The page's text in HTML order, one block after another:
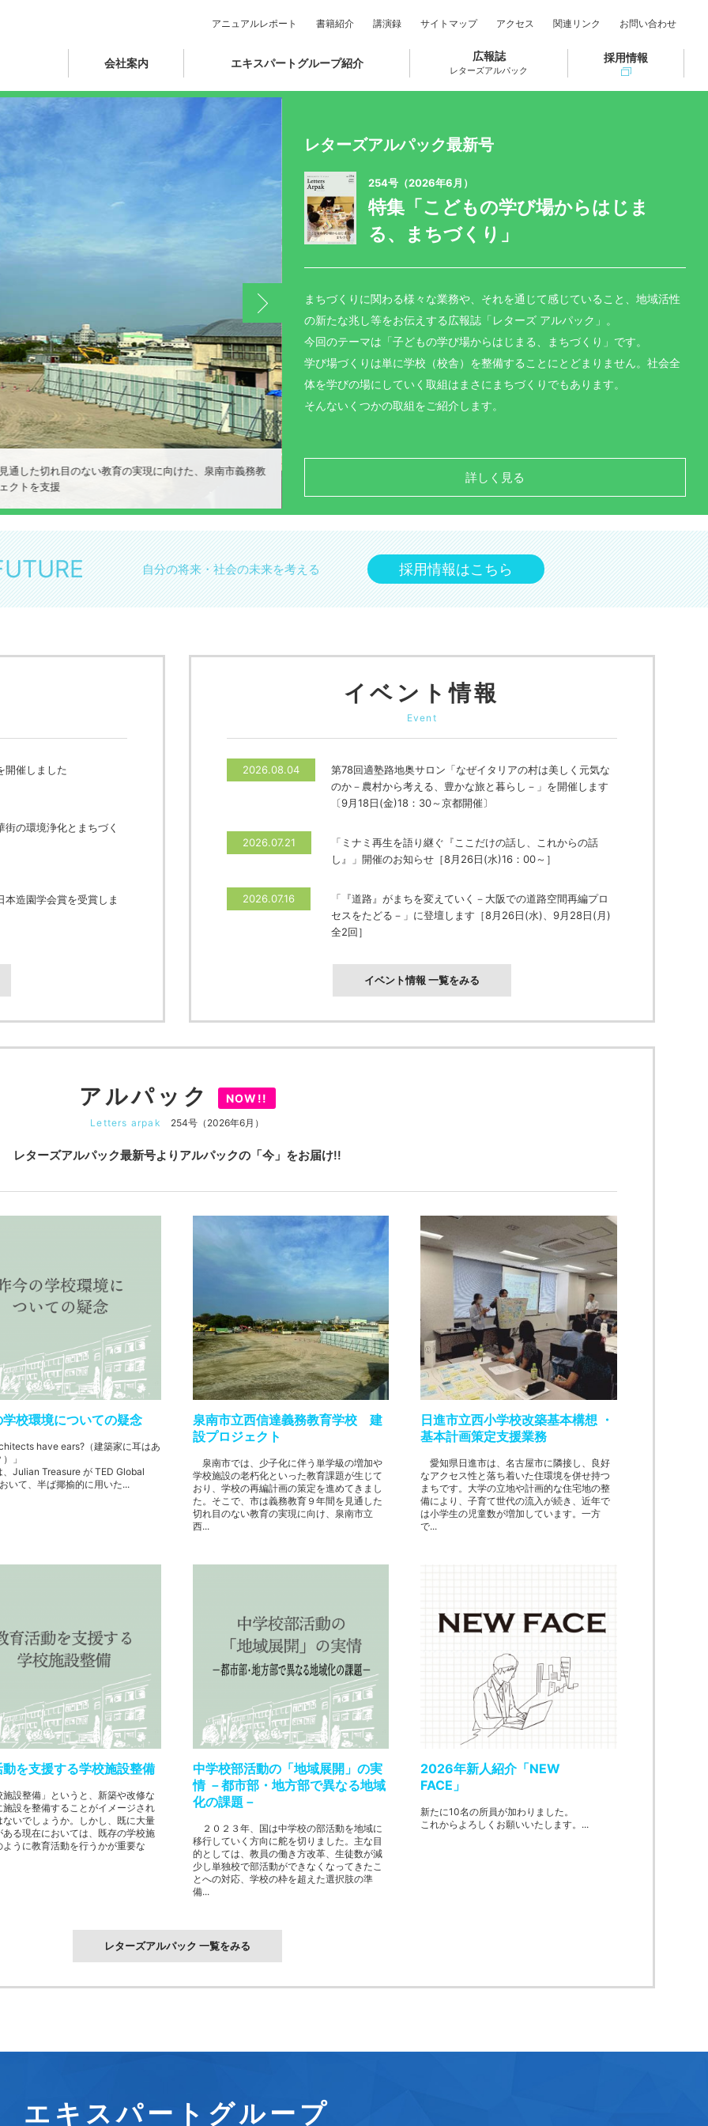
会社案内 エキスパートグループ紹介
広報誌
レターズアルパック
採用情報
アニュアルレポート 書籍紹介 講演録 サイトマップ アクセス 関連リンク お問い合わせ
通した切れ目のない教育の実現に向けた、泉南市義務教
クトを支援
美浜町らしい学びの場を考える
レターズアルパック最新号
254号（2026年6月）
特集「こどもの学び場からはじま
る、まちづくり」
まちづくりに関わる様々な業務や、それを通じて感じていること、地域活性
の新たな兆し等をお伝えする広報誌「レターズ アルパック」。
今回のテーマは「子どもの学び場からはじまる、まちづくり」です。
学び場づくりは単に学校（校舎）を整備することにとどまりません。社会全
体を学びの場にしていく取組はまさにまちづくりでもあります。
そんないくつかの取組をご紹介します。
詳しく見る
自分の将来・社会の未来を考える 採用情報はこちら
開催しました
の環境浄化とまちづく
造園学会賞を受賞しま
イベント情報
Event
2026.08.04
第78回適塾路地奥サロン「なぜイタリアの村は美しく元気な
のか－農村から考える、豊かな旅と暮らし－」を開催します
〔9月18日(金)18：30～京都開催〕
2026.07.21
「ミナミ再生を語り継ぐ『ここだけの話し、これからの話
し』」開催のお知らせ［8月26日(水)16：00～］
2026.07.16
「『道路』がまちを変えていく－大阪での道路空間再編プロ
セスをたどる－」に登壇します［8月26日(水)、9月28日(月)
全2回］
イベント情報 一覧をみる
アルパック NOW!!
Letters arpak 254号（2026年6月）
レターズアルパック最新号より アルパックの「今」をお届け!!
校環境についての疑念
have ears?（建築家に耳はあ
」
Julian Treasure が TED Global
いて、半ば揶揄的に用いた...
泉南市立西信達義務教育学校 建
設プロジェクト
泉南市では、少子化に伴う単学級の増加や
学校施設の老朽化といった教育課題が生じて
おり、学校の再編計画の策定を進めてきまし
た。そこで、市は義務教育９年間を見通した
切れ目のない教育の実現に向け、泉南市立
西...
日進市立西小学校改築基本構想 ・
基本計画策定支援業務
愛知県日進市は、名古屋市に隣接し、良好
なアクセス性と落ち着いた住環境を併せ持つ
まちです。大学の立地や計画的な住宅地の整
備により、子育て世代の流入が続き、近年で
は小学生の児童数が増加しています。一方
で...
を支援する学校施設整備
設整備」というと、新築や改修な
施設を整備することがイメージされ
ないでしょうか。しかし、既に大量
ある現在においては、既存の学校施
ように教育活動を行うかが重要な
中学校部活動の「地域展開」の実
情 －都市部・地方部で異なる地域
化の課題－
２０２３年、国は中学校の部活動を地域に
移行していく方向に舵を切りました。主な目
的としては、教員の働き方改革、生徒数が減
少し単独校で部活動ができなくなってきたこ
とへの対応、学校の枠を超えた選択肢の準
備...
2026年新人紹介「NEW
FACE」
新たに10名の所員が加わりました。
これからよろしくお願いいたします。...
レターズアルパック 一覧をみる
エキスパートグループ